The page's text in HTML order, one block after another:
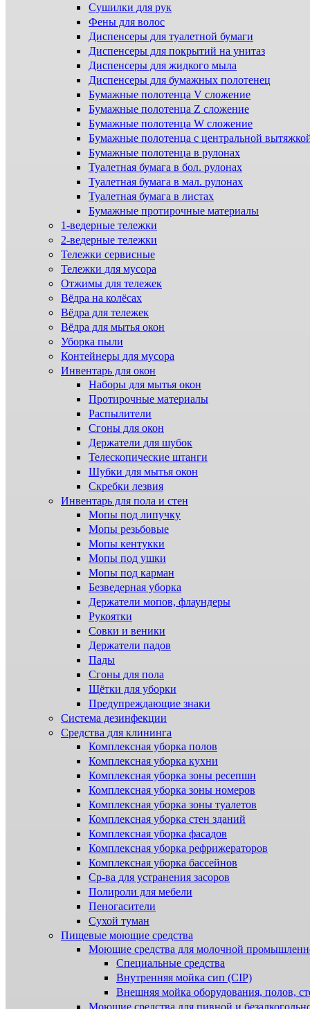
Сушилки для рук
Фены для волос
Диспенсеры для туалетной бумаги
Диспенсеры для покрытий на унитаз
Диспенсеры для жидкого мыла
Диспенсеры для бумажных полотенец
Бумажные полотенца V сложение
Бумажные полотенца Z сложение
Бумажные полотенца W сложение
Бумажные полотенца с центральной
Бумажные полотенца в рулонах
Туалетная бумага в бол. рулонах
Туалетная бумага в мал. рулонах
Туалетная бумага в листах
Бумажные протирочные материалы
1-ведерные тележки
2-ведерные тележки
Тележки сервисные
Тележки для мусора
Отжимы для тележек
Вёдра на колёсах
Вёдра для тележек
Вёдра для мытья окон
Уборка пыли
Контейнеры для мусора
Инвентарь для окон
Наборы для мытья окон
Протирочные материалы
Распылители
Сгоны для окон
Держатели для шубок
Телескопические штанги
Шубки для мытья окон
Скребки лезвия
Инвентарь для пола и стен
Мопы под липучку
Мопы резьбовые
Мопы кентукки
Мопы под ушки
Мопы под карман
Безведерная уборка
Держатели мопов, флаундеры
Рукоятки
Совки и веники
Держатели падов
Пады
Сгоны для пола
Щётки для уборки
Предупреждающие знаки
Система дезинфекции
Cредства для клининга
Комплексная уборка полов
Комплексная уборка кухни
Комплексная уборка зоны ресепшн
Комплексная уборка зоны номеров
Комплексная уборка зоны туалетов
Комплексная уборка стен зданий
Комплексная уборка фасадов
Комплексная уборка рефрижераторов
Комплексная уборка бассейнов
Ср-ва для устранения засоров
Полироли для мебели
Пеногасители
Сухой туман
Пищевые моющие средства
Моющие средства для молочной
Специальные средства
Внутренняя мойка сип (CIP)
Внешняя мойка оборудования, полов,